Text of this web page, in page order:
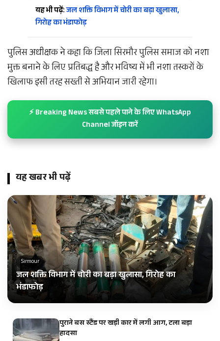
यह भी पढ़ें:जल शक्ति विभाग में चोरी का बड़ा खुलासा,
गिरोह का भंडाफोड़
पुलिस अधीक्षक ने कहा कि जिला सिरमौर पुलिस समाज को नशा
मुक्त बनाने के लिए प्रतिबद्ध है और भविष्य में भी नशा तस्करों के
खिलाफ इसी तरह सख्ती से अभियान जारी रहेगा।
⚡ Breaking News सबसे पहले पाने के लिए WhatsApp
Channel जॉइन करें
यह खबर भी पढ़ें
Sirmour
जल शक्ति विभाग में चोरी का बड़ा खुलासा, गिरोह का
भंडाफोड़
पुराने बस स्टैंड पर खड़ी कार में लगी आग, टला बड़ा
हादसा